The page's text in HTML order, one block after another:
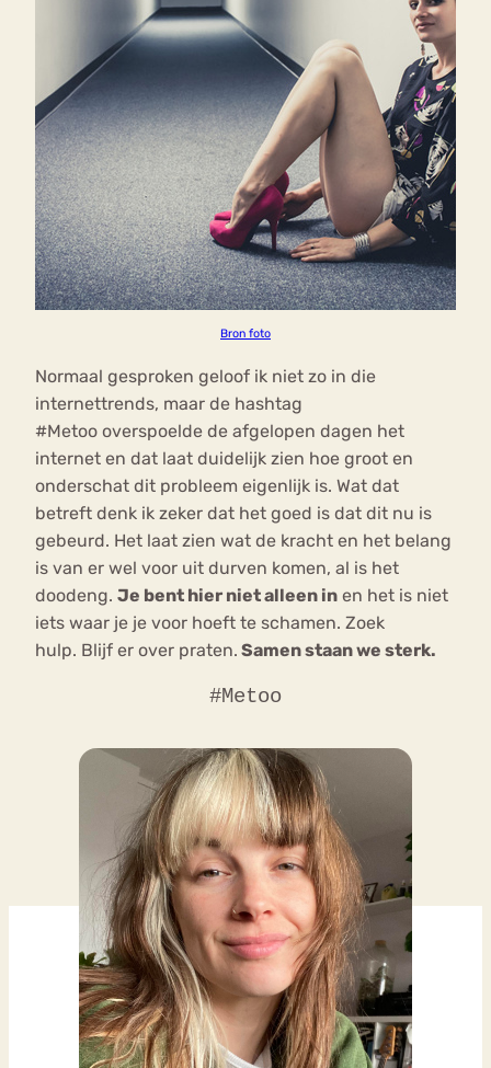
Bron foto
Normaal gesproken geloof ik niet zo in die
internettrends, maar de hashtag
#Metoo overspoelde de afgelopen dagen het
internet en dat laat duidelijk zien hoe groot en
onderschat dit probleem eigenlijk is. Wat dat
betreft denk ik zeker dat het goed is dat dit nu is
gebeurd. Het laat zien wat de kracht en het belang
is van er wel voor uit durven komen, al is het
doodeng. Je bent hier niet alleen in en het is niet
iets waar je je voor hoeft te schamen. Zoek
hulp. Blijf er over praten. Samen staan we sterk.
#Metoo